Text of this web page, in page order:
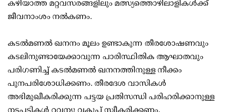
കഴിയാത്ത മറ്റവസരങ്ങളിലും മത്സ്യത്തൊഴിലാളികള്‍ക്ക്
ജീവനാംശം നല്‍കണം.
കടല്‍മണല്‍ ഖനനം മൂലം ഉണ്ടാകുന്ന തീരശോഷണവും
കടലിനുണ്ടായേക്കാവുന്ന പാരിസ്ഥിതിക ആഘാതവും
പരിഗണിച്ച് കടല്‍മണല്‍ ഖനനത്തിനുള്ള നീക്കം
പുനപരിശോധിക്കണം. തീരദേശ വാസികള്‍
അഭിമുഖീകരിക്കുന്ന പട്ടയ പ്രതിസന്ധി പരിഹരിക്കാനുള്ള
നടപടികള്‍ റവന്യൂ വകുപ്പ് സ്വീകരിക്കണം.